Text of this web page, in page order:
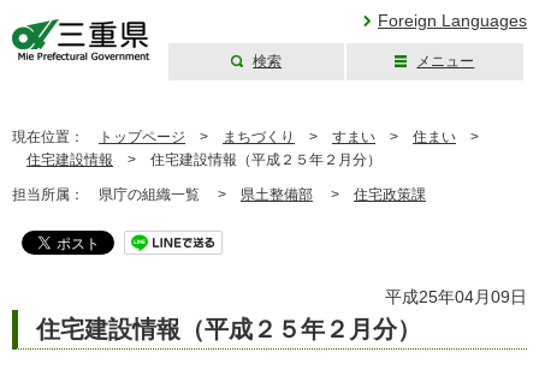
Foreign Languages
検索 メニュー
現在位置： トップページ > まちづくり > すまい > 住まい >
住宅建設情報 > 住宅建設情報（平成２５年２月分）
担当所属： 県庁の組織一覧 > 県土整備部 > 住宅政策課
平成25年04月09日
住宅建設情報（平成２５年２月分）